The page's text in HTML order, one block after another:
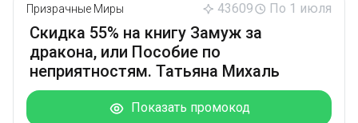
Призрачные Миры 43609 По 1 июля
Скидка 55% на книгу Замуж за
дракона, или Пособие по
неприятностям. Татьяна Михаль
Показать промокод